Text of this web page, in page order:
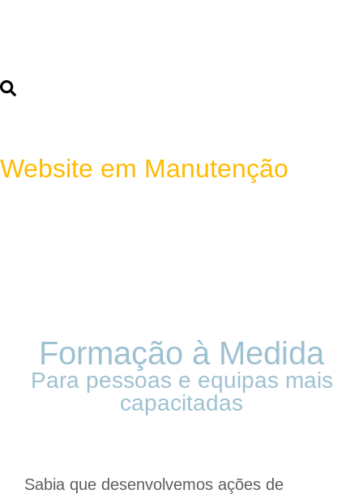
Website em Manutenção
Formação à Medida
Para pessoas e equipas mais
capacitadas
Sabia que desenvolvemos ações de